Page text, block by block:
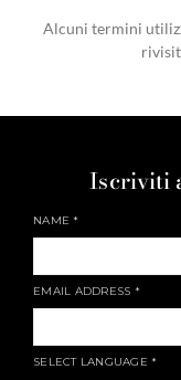
Alcuni termini
Iscriviti
NAME*
EMAIL ADDRESS *
SELECT LANGUAGE *